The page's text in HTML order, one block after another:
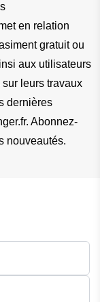
en relation
gratuit ou
aux utilisateurs
leurs travaux
dernières
Abonnez-
nouveautés.